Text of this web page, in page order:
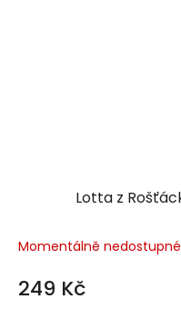
Lotta z
Momentálně nedostupné
249 Kč